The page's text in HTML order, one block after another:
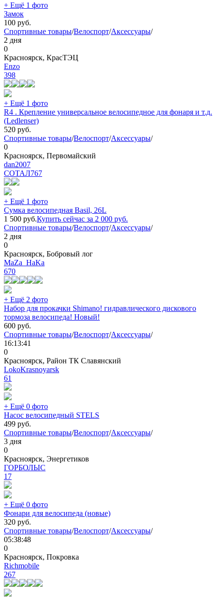
+ Ещё 1 фото
Замок
100 руб.
Спортивные товары/Велоспорт/Аксессуары/
2 дня
0
Красноярск, КрасТЭЦ
Еnzo
398
+ Ещё 1 фото
R4 . Крепление универсальное велосипедное для фонаря и т.д.
(Ledlenser)
520 руб.
Спортивные товары/Велоспорт/Аксессуары/
0
Красноярск, Первомайский
dan2007
СОТАЛ767
+ Ещё 1 фото
Сумка велосипедная Basil, 26L
1 500 руб.Купить сейчас за 2 000 руб.
Спортивные товары/Велоспорт/Аксессуары/
2 дня
0
Красноярск, Бобровый лог
MaZa_HaKa
670
+ Ещё 2 фото
Набор для прокачки Shimano! гидравлического дискового
тормоза велосипеда! Новый!
600 руб.
Спортивные товары/Велоспорт/Аксессуары/
16:13:41
0
Красноярск, Район ТК Славянский
LokoKrasnoyarsk
61
+ Ещё 0 фото
Насос велосипедный STELS
499 руб.
Спортивные товары/Велоспорт/Аксессуары/
3 дня
0
Красноярск, Энергетиков
ГОРБОЛЫС
17
+ Ещё 0 фото
Фонари для велосипеда (новые)
320 руб.
Спортивные товары/Велоспорт/Аксессуары/
05:38:48
0
Красноярск, Покровка
Richmobile
267